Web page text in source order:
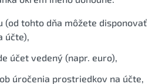
(od tohto dňa môžete disponovať
účte),
účet vedený (napr. euro),
úročenia prostriedkov na účte,